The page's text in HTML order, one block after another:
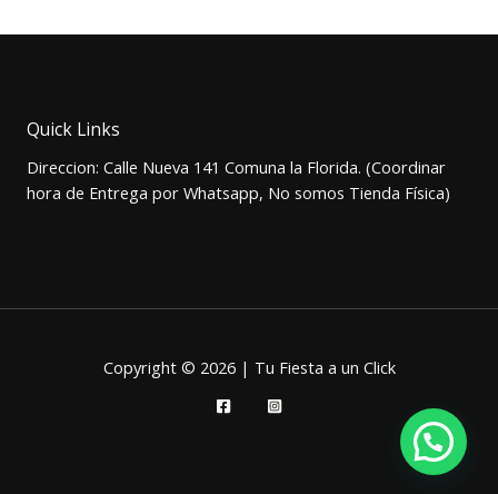
era:
es:
Quick Links
Direccion: Calle Nueva 141 Comuna la Florida. (Coordinar
hora de Entrega por Whatsapp, No somos Tienda Física)
Copyright © 2026 | Tu Fiesta a un Click